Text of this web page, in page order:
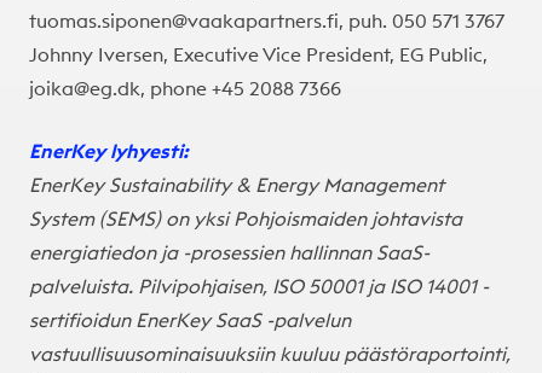
tuomas.siponen@vaakapartners.fi, puh. 050 571 3767
Johnny Iversen, Executive Vice President, EG Public,
joika@eg.dk, phone +45 2088 7366
EnerKey lyhyesti:
EnerKey Sustainability & Energy Management
System (SEMS) on yksi Pohjoismaiden johtavista
energiatiedon ja -prosessien hallinnan SaaS-
palveluista. Pilvipohjaisen, ISO 50001 ja ISO 14001 -
sertifioidun EnerKey SaaS -palvelun
vastuullisuusominaisuuksiin kuuluu päästöraportointi,